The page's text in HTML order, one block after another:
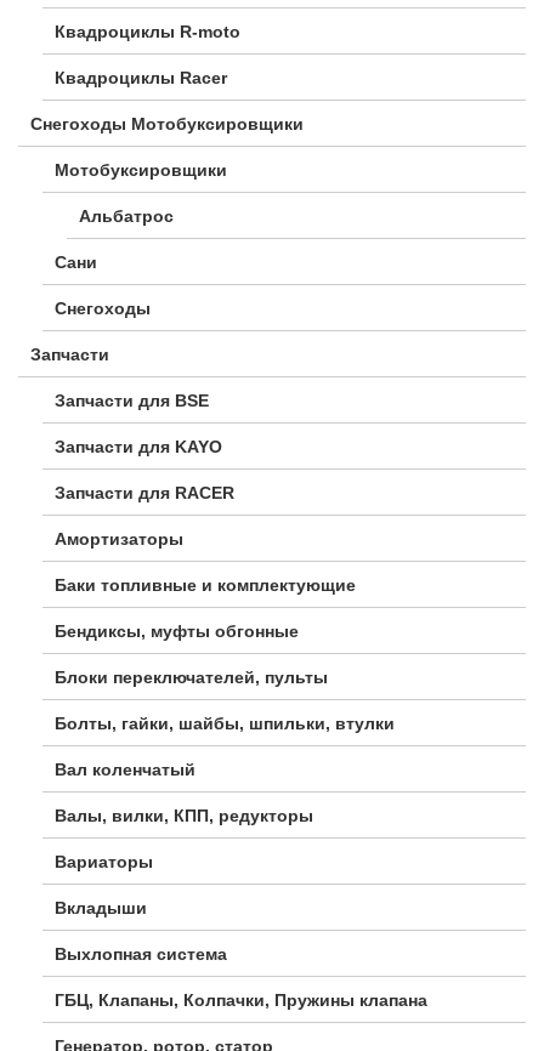
Квадроциклы R-moto
Квадроциклы Racer
Снегоходы Мотобуксировщики
Мотобуксировщики
Альбатрос
Сани
Снегоходы
Запчасти
Запчасти для BSE
Запчасти для KAYO
Запчасти для RACER
Амортизаторы
Баки топливные и комплектующие
Бендиксы, муфты обгонные
Блоки переключателей, пульты
Болты, гайки, шайбы, шпильки, втулки
Вал коленчатый
Валы, вилки, КПП, редукторы
Вариаторы
Вкладыши
Выхлопная система
ГБЦ, Клапаны, Колпачки, Пружины клапана
Генератор, ротор, статор